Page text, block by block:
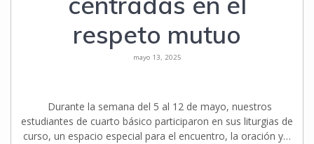
respeto mutuo
mayo 13, 2025
Durante la semana del 5 al 12 de mayo, nuestros
estudiantes de cuarto básico participaron en sus liturgias de
curso, un espacio especial para el encuentro, la oración y…